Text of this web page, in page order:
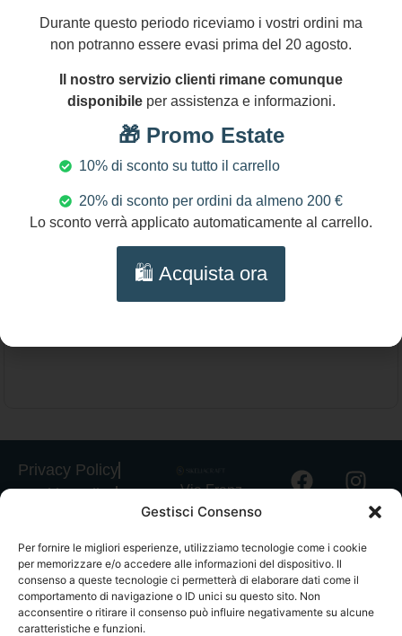
Gestisci Consenso
Per fornire le migliori esperienze, utilizziamo tecnologie come i cookie
per memorizzare e/o accedere alle informazioni del dispositivo. Il
consenso a queste tecnologie ci permetterà di elaborare dati come il
comportamento di navigazione o ID unici su questo sito. Non
acconsentire o ritirare il consenso può influire negativamente su alcune
caratteristiche e funzioni.
95,00€
Collana multifilo Corniola chiara – Choker
artigianale quattro fili con chiusura filigranata
Aggiungi al carrello
Privacy Policy
Cookie Policy
Spedizioni
Informativa
GPSR
Termini e
Via Franz
Fischietti, 15
Palermo
+39
3939546162
info@sikeliac
Durante questo periodo riceviamo i vostri ordini ma
non potranno essere evasi prima del 20 agosto.
Il nostro servizio clienti rimane comunque
disponibileper assistenza e informazioni.
🎁 Promo Estate
10% di sconto su tutto il carrello
20% di sconto per ordini da almeno 200 €
Lo sconto verrà applicato automaticamente al carrello.
🛍️ Acquista ora